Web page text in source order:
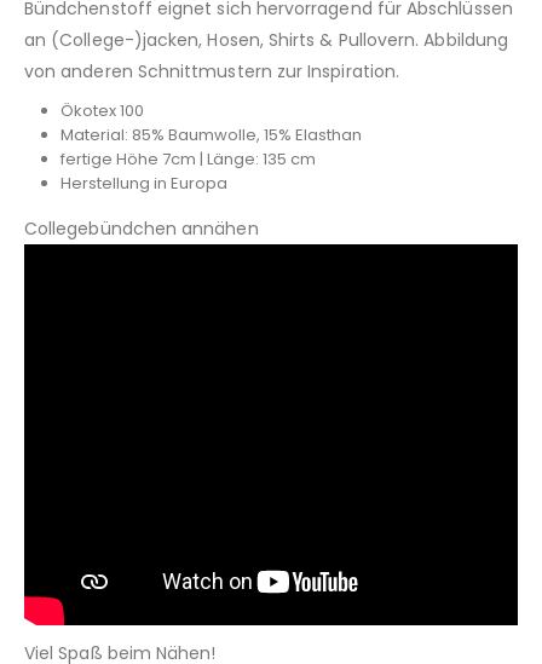
Bündchenstoff eignet sich hervorragend für Abschlüssen
an (College-)jacken, Hosen, Shirts & Pullovern. Abbildung
von anderen Schnittmustern zur Inspiration.
Ökotex 100
Material: 85% Baumwolle, 15% Elasthan
fertige Höhe 7cm | Länge: 135 cm
Herstellung in Europa
Collegebündchen annähen
Viel Spaß beim Nähen!